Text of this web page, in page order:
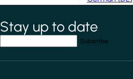
*indicates required field
Stay up to date